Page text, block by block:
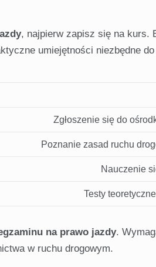
, najpierw zapisz się na kurs.
umiejętności niezbędne
Zgłoszenie się do
Poznanie zasad ruchu
Nauczenie
Testy
na prawo jazdy.
w ruchu drogowym.